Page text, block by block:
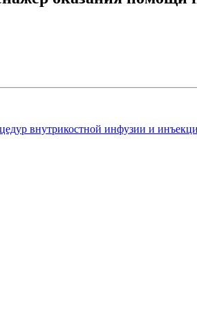
внутрикостной инфузии и